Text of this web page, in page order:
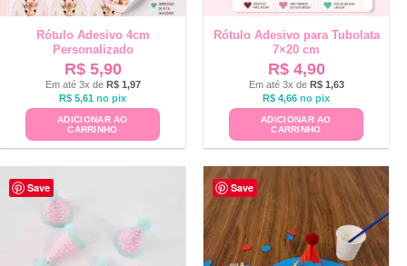
Rótulo Adesivo 4cm
Personalizado
R$5,90
Em até 3x de R$1,97
R$ 5,61 no pix
ADICIONAR AO
CARRINHO
Rótulo Adesivo para Tubolata
7×20 cm
R$4,90
Em até 3x de R$1,63
R$ 4,66 no pix
ADICIONAR AO
CARRINHO
Save Save